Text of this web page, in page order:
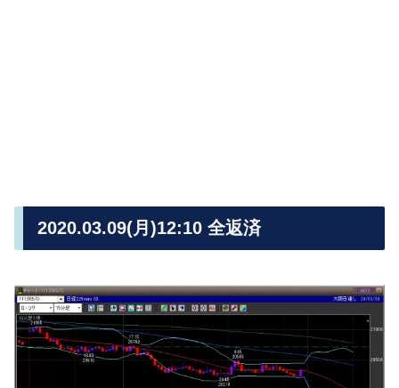
2020.03.09(月)12:10 全返済